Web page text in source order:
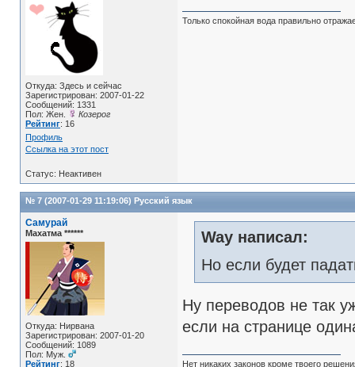
Откуда: Здесь и сейчас
Зарегистрирован: 2007-01-22
Сообщений: 1331
Пол: Жен.
Козерог
Рейтинг: 16
Профиль
Ссылка на этот пост
Только спокойная вода правильно
Статус: Неактивен
№ 7 (2007-01-29 11:19:06) Русский язык
Самурай
Махатма ******
Откуда: Нирвана
Зарегистрирован: 2007-01-20
Сообщений: 1089
Пол: Муж.
Рейтинг: 18
Way написал:
Но если будет
Ну переводов не так
если на странице
Нет никаких законов кроме твоего